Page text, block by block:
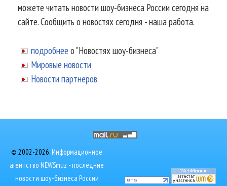
можете читать новости шоу-бизнеса России сегодня на
сайте. Сообщить о новостях сегодня - наша работа.
подробнее о "Новостях шоу-бизнеса"
Мировые новости
Новости партнеров
© 2002-2026.Информационное
агентство NEWSmuz - последние
новости шоу-бизнеса России